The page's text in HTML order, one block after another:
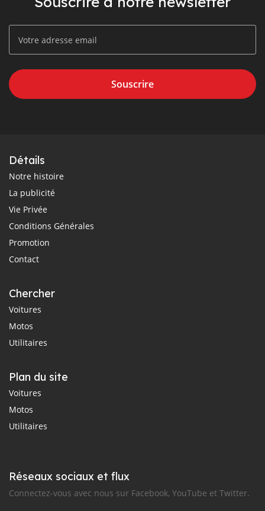
Souscrire
Détails
Notre histoire
La publicité
Vie Privée
Conditions Générales
Promotion
Contact
Chercher
Voitures
Motos
Utilitaires
Plan du site
Voitures
Motos
Utilitaires
Réseaux sociaux et flux
Connectez-vous avec nous sur Facebook, YouTube et Twitter.